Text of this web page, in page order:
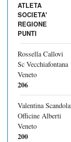
ATLETA
SOCIETA'
REGIONE
PUNTI
Rossella Callovi
Sc Vecchiafontana
Veneto
206
Valentina
Officine Alberti
Veneto
200